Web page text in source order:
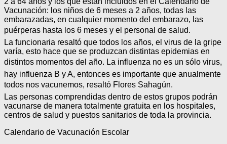
Vacunación: los niños de 6 meses a 2 años, todas las
embarazadas, en cualquier momento del embarazo, las
puérperas hasta los 6 meses y el personal de salud.
La funcionaria resaltó que todos los años, el virus de la gripe
varía, esto hace que se produzcan distintas epidemias en
distintos momentos del año. La influenza no es un sólo virus,
hay influenza B y A, entonces es importante que anualmente
todos nos vacunemos, resaltó Flores Sahagún.
Las personas comprendidas dentro de estos grupos podrán
vacunarse de manera totalmente gratuita en los hospitales,
centros de salud y puestos sanitarios de toda la provincia.
Calendario de Vacunación Escolar